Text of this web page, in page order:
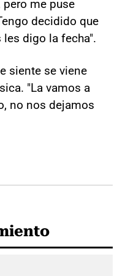
me puse
decidido que
les digo la fecha".
siente se viene
"La vamos a
no nos dejamos